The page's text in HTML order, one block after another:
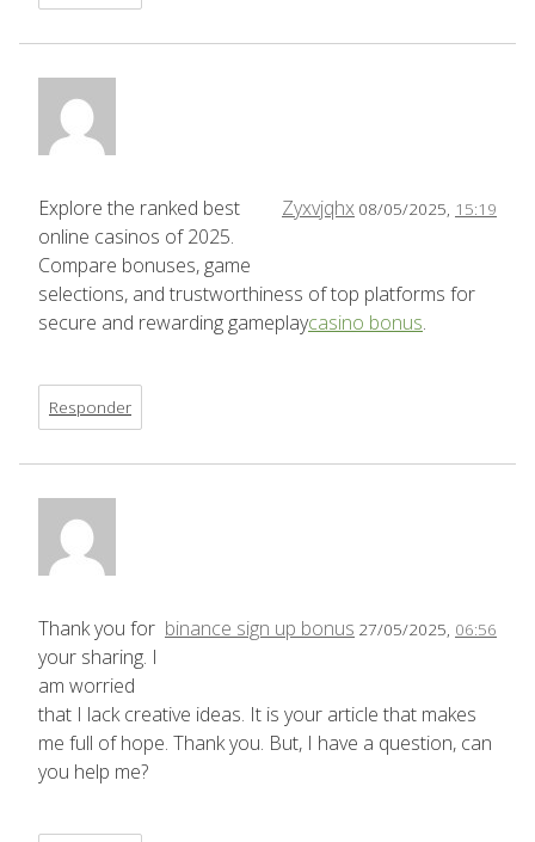
Zyxvjqhx 08/05/2025, 15:19
Explore the ranked best
online casinos of 2025.
Compare bonuses, game
selections, and trustworthiness of top platforms for
secure and rewarding gameplaycasino bonus.
Responder
binance sign up bonus 27/05/2025, 06:56
Thank you for
your sharing. I
am worried
that I lack creative ideas. It is your article that makes
me full of hope. Thank you. But, I have a question, can
you help me?